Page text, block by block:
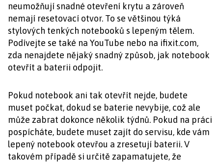
neumožňují snadné otevření krytu a zároveň
nemají resetovací otvor. To se většinou týká
stylových tenkých notebooků s lepeným tělem.
Podívejte se také na YouTube nebo na ifixit.com,
zda nenajdete nějaký snadný způsob, jak notebook
otevřít a baterii odpojit.
Pokud notebook ani tak otevřít nejde, budete
muset počkat, dokud se baterie nevybije, což ale
může zabrat dokonce několik týdnů. Pokud na práci
pospícháte, budete muset zajít do servisu, kde vám
lepený notebook otevřou a zresetují baterii. V
takovém případě si určitě zapamatujete, že